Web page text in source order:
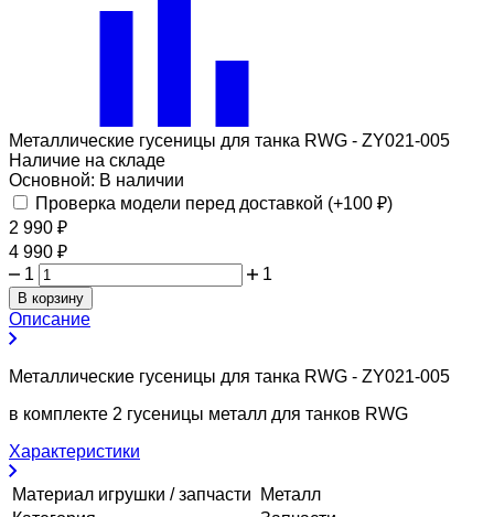
Металлические гусеницы для танка RWG - ZY021-005
Наличие на складе
Основной: В наличии
Проверка модели перед доставкой (+100 ₽)
2 990 ₽
4 990 ₽
1
1
В корзину
Описание
Металлические гусеницы для танка RWG - ZY021-005
в комплекте 2 гусеницы металл для танков RWG
Характеристики
Материал игрушки / запчасти
Металл